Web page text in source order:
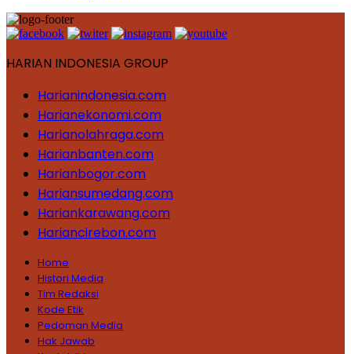
HARIAN INDONESIA GROUP
Harianindonesia.com
Harianekonomi.com
Harianolahraga.com
Harianbanten.com
Harianbogor.com
Hariansumedang.com
Hariankarawang.com
Hariancirebon.com
Home
Histori Media
Tim Redaksi
Kode Etik
Pedoman Media
Hak Jawab